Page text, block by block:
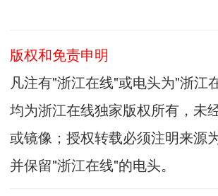
版权和免责申明
凡注有"浙江在线"或电头为"浙江
均为浙江在线独家版权所有，未
或镜像；授权转载必须注明来源
并保留"浙江在线"的电头。